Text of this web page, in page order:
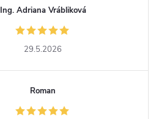
Ing. Adriana Vrábliková
29.5.2026
Roman